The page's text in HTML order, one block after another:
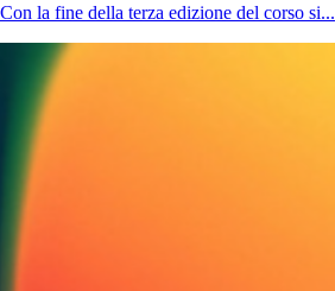
Con la fine della terza edizione del corso si...